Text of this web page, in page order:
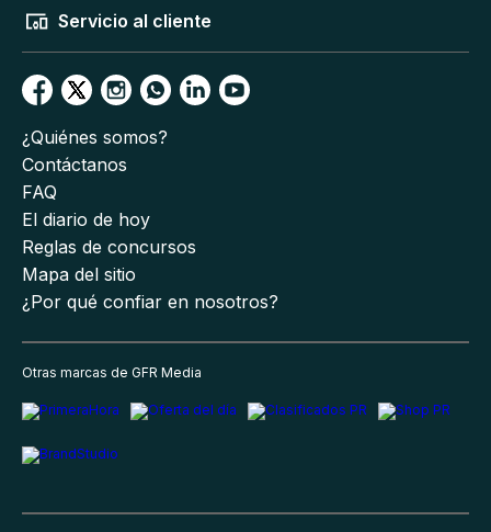
Servicio al cliente
¿Quiénes somos?
Contáctanos
FAQ
El diario de hoy
Reglas de concursos
Mapa del sitio
¿Por qué confiar en nosotros?
Otras marcas de GFR Media